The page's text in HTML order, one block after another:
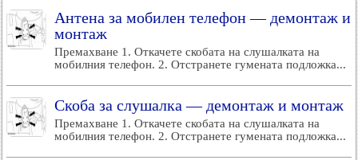
Антена за мобилен телефон — демонтаж и
монтаж
Премахване 1. Откачете скобата на слушалката на
мобилния телефон. 2. Отстранете гумената подложка...
Скоба за слушалка — демонтаж и монтаж
Премахване 1. Откачете скобата на слушалката на
мобилния телефон. 2. Отстранете гумената подложка...